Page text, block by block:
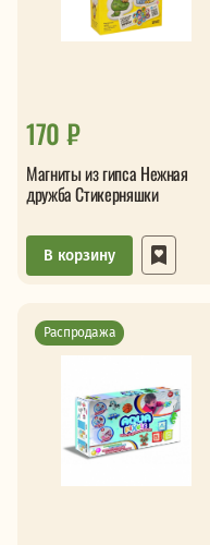
170 ₽
Магниты из гипса Нежная
дружба Стикерняшки
В корзину
Распродажа